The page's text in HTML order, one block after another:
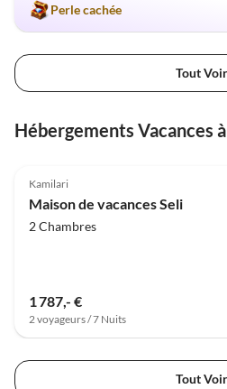
Perle cachée
Tout Voir
Hébergements Vacances
Kamilari
Maison de vacances Seli
2 Chambres
1 787,- €
2 voyageurs / 7 Nuits
Tout Voir